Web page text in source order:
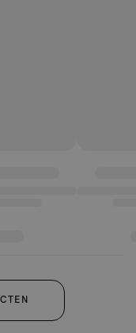
is getest op
vermijden.